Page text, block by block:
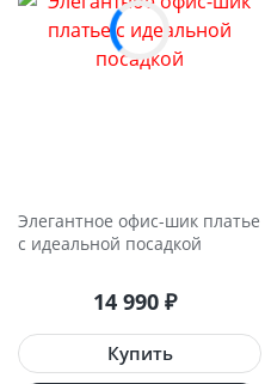
Элегантное офис-шик платье
с идеальной посадкой
14 990 ₽